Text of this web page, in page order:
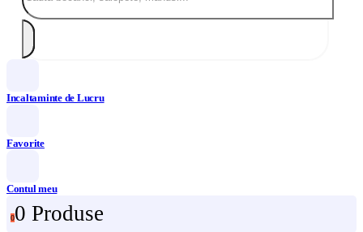
Incaltaminte de Lucru
Favorite
Contul meu
00 Produse